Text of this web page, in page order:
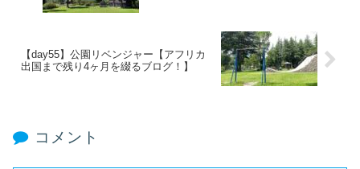
【day55】公園リベンジャー【アフリカ
出国まで残り4ヶ月を綴るブログ！】
コメント